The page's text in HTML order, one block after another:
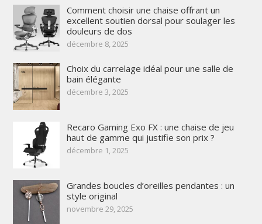
Comment choisir une chaise offrant un
excellent soutien dorsal pour soulager les
douleurs de dos
décembre 8, 2025
Choix du carrelage idéal pour une salle de
bain élégante
décembre 3, 2025
Recaro Gaming Exo FX : une chaise de jeu
haut de gamme qui justifie son prix ?
décembre 1, 2025
Grandes boucles d’oreilles pendantes : un
style original
novembre 29, 2025